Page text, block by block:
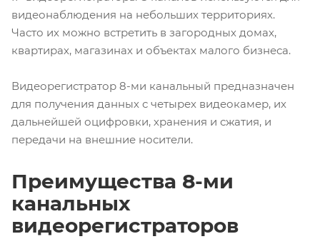
видеонаблюдения на небольших территориях.
Часто их можно встретить в загородных домах,
квартирах, магазинах и объектах малого бизнеса.
Видеорегистратор 8-ми канальный предназначен
для получения данных с четырех видеокамер, их
дальнейшей оцифровки, хранения и сжатия, и
передачи на внешние носители.
Преимущества 8-ми
канальных
видеорегистраторов